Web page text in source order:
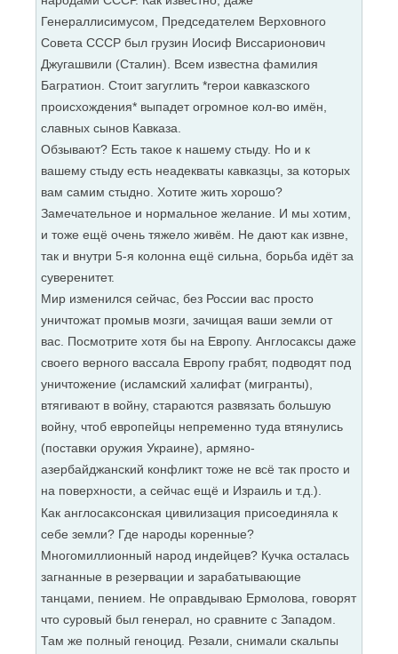
Генераллисимусом, Председателем Верховного
Совета СССР был грузин Иосиф Виссарионович
Джугашвили (Сталин). Всем известна фамилия
Багратион. Стоит загуглить *герои кавказского
происхождения* выпадет огромное кол-во имён,
славных сынов Кавказа.
Обзывают? Есть такое к нашему стыду. Но и к
вашему стыду есть неадекваты кавказцы, за которых
вам самим стыдно. Хотите жить хорошо?
Замечательное и нормальное желание. И мы хотим,
и тоже ещё очень тяжело живём. Не дают как извне,
так и внутри 5-я колонна ещё сильна, борьба идёт за
суверенитет.
Мир изменился сейчас, без России вас просто
уничтожат промыв мозги, зачищая ваши земли от
вас. Посмотрите хотя бы на Европу. Англосаксы даже
своего верного вассала Европу грабят, подводят под
уничтожение (исламский халифат (мигранты),
втягивают в войну, стараются развязать большую
войну, чтоб европейцы непременно туда втянулись
(поставки оружия Украине), армяно-
азербайджанский конфликт тоже не всё так просто и
на поверхности, а сейчас ещё и Израиль и т.д.).
Как англосаксонская цивилизация присоединяла к
себе земли? Где народы коренные?
Многомиллионный народ индейцев? Кучка осталась
загнанные в резервации и зарабатывающие
танцами, пением. Не оправдываю Ермолова, говорят
что суровый был генерал, но сравните с Западом.
Там же полный геноцид. Резали, снимали скальпы